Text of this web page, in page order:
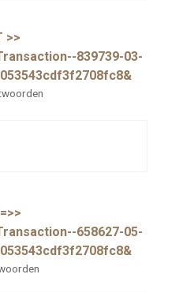
>>
839739-03-
658627-05-